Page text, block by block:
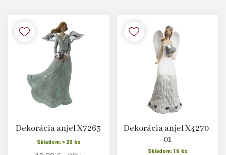
Dekorácia anjel X7263
Skladom: > 20 ks
Dekorácia anjel X4270-
01
Skladom: 16 ks